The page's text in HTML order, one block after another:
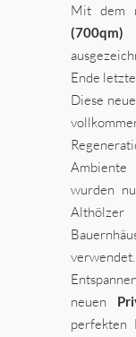
Mit dem
(700qm)
Ende
Diese
wurden
neuen
perfekten